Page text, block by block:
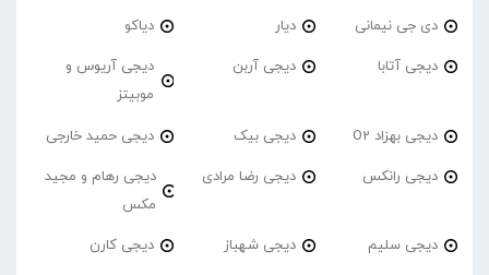
دی جی نیمانی دیار دیاکو
دیجی آتابا دیجی آربن
دیجی آریوس و
موبیتز
دیجی بهزاد O2 دیجی بیک دیجی حمید خارجی
دیجی رانکس دیجی رضا مرادی
دیجی رهام و مجید
مکس
دیجی سلیم دیجی شهباز دیجی کارن